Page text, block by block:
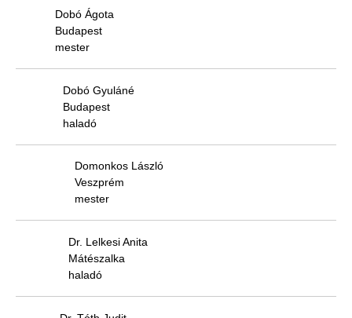
Dobó Ágota
Budapest
mester
Dobó Gyuláné
Budapest
haladó
Domonkos László
Veszprém
mester
Dr. Lelkesi Anita
Mátészalka
haladó